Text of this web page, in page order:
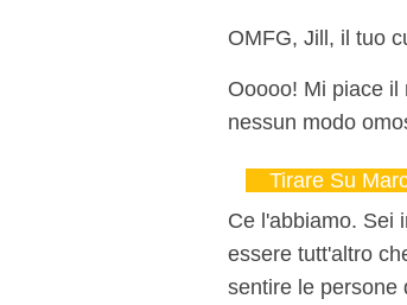
OMFG, Jill, il tuo
Ooooo! Mi piace
nessun modo
Tirare Su
Ce l'abbiamo. Sei
essere tutt'altro
sentire le persone